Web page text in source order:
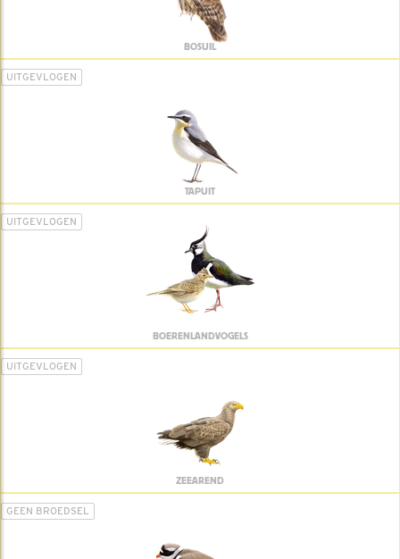
BOSUIL
UITGEVLOGEN
TAPUIT
UITGEVLOGEN
BOERENLANDVOGELS
UITGEVLOGEN
ZEEAREND
GEEN BROEDSEL